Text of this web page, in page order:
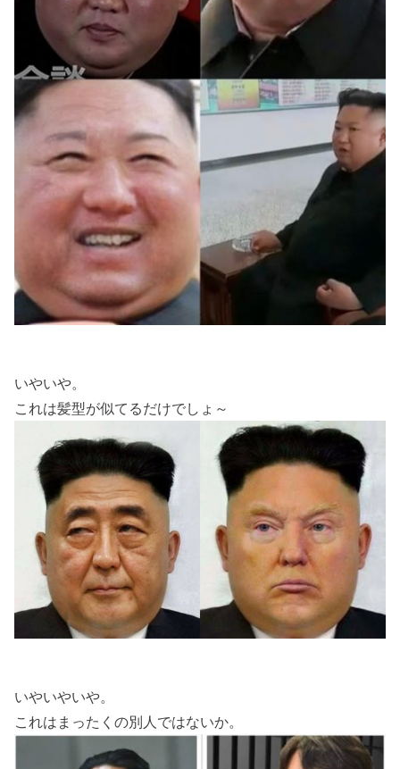
いやいや。
これは髪型が似てるだけでしょ～
いやいやいや。
これはまったくの別人ではないか。